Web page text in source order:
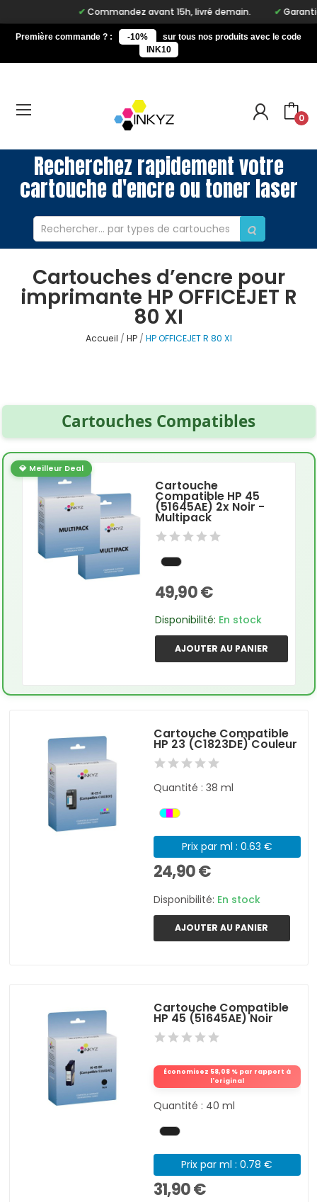
Commandez avant 15h, livré demain. Garantie
Première commande ? : -10%
sur tous nos produits avec le code
INK10
0
Recherchez rapidement votre
cartouche d'encre ou toner laser
Cartouches d’encre pour
imprimante HP OFFICEJET R
80 XI
Accueil HP HP OFFICEJET R 80 XI
Cartouches Compatibles
💎 Meilleur Deal
Cartouche
Compatible HP 45
(51645AE) 2x Noir -
Multipack
49,90 €
Disponibilité: En stock
AJOUTER AU PANIER
Cartouche Compatible
HP 23 (C1823DE) Couleur
Quantité : 38 ml
Prix par ml : 0.63 €
24,90 €
Disponibilité: En stock
AJOUTER AU PANIER
Cartouche Compatible
HP 45 (51645AE) Noir
Économisez 58,08 % par rapport à
l'original
Quantité : 40 ml
Prix par ml : 0.78 €
31,90 €